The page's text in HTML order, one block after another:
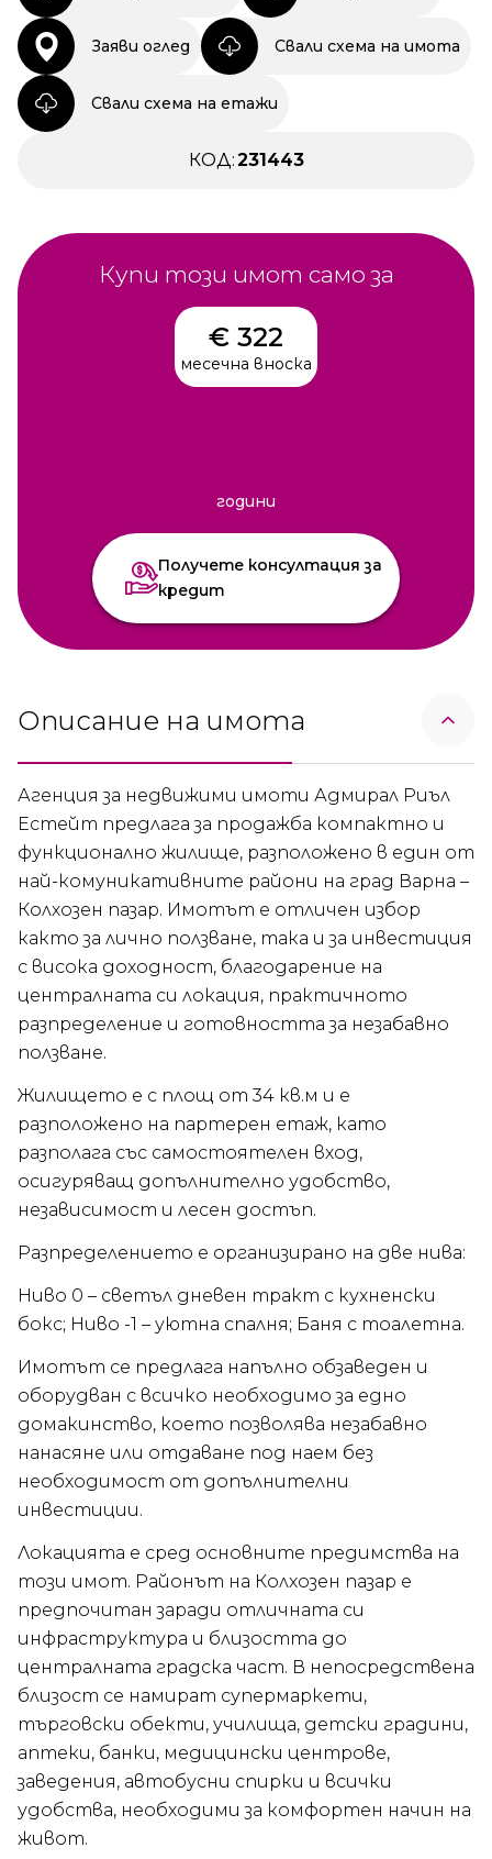
Заяви оглед Свали схема на имота
Свали схема на етажи
КОД:231443
Купи този имот само за
€ 322
месечна вноска
години
Получете консултация за
кредит
Описание на имота
Агенция за недвижими имоти Адмирал Риъл
Естейт предлага за продажба компактно и
функционално жилище, разположено в един от
най-комуникативните райони на град Варна –
Колхозен пазар. Имотът е отличен избор
както за лично ползване, така и за инвестиция
с висока доходност, благодарение на
централната си локация, практичното
разпределение и готовността за незабавно
ползване.
Жилището е с площ от 34 кв.м и е
разположено на партерен етаж, като
разполага със самостоятелен вход,
осигуряващ допълнително удобство,
независимост и лесен достъп.
Разпределението е организирано на две нива:
Ниво 0 – светъл дневен тракт с кухненски
бокс; Ниво -1 – уютна спалня; Баня с тоалетна.
Имотът се предлага напълно обзаведен и
оборудван с всичко необходимо за едно
домакинство, което позволява незабавно
нанасяне или отдаване под наем без
необходимост от допълнителни
инвестиции.
Локацията е сред основните предимства на
този имот. Районът на Колхозен пазар е
предпочитан заради отличната си
инфраструктура и близостта до
централната градска част. В непосредствена
близост се намират супермаркети,
търговски обекти, училища, детски градини,
аптеки, банки, медицински центрове,
заведения, автобусни спирки и всички
удобства, необходими за комфортен начин на
живот.